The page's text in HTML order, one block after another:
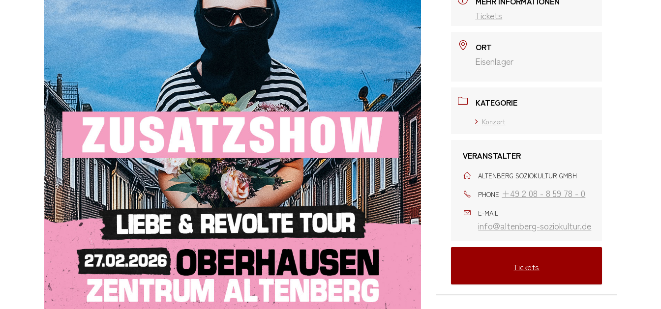
Tickets
ORT
Eisenlager
KATEGORIE
Konzert
VERANSTALTER
ALTENBERG SOZIOKULTUR GMBH
PHONE +49 2 08 - 8 59 78 - 0
E-MAIL
info@altenberg-soziokultur.de
Tickets